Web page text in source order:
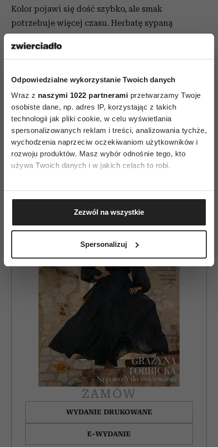
Odpowiedzialne wykorzystanie Twoich danych
Wraz z naszymi 1022 partnerami przetwarzamy Twoje
osobiste dane, np. adres IP, korzystając z takich
technologii jak pliki cookie, w celu wyświetlania
spersonalizowanych reklam i treści, analizowania tychże,
wychodzenia naprzeciw oczekiwaniom użytkowników i
rozwoju produktów. Masz wybór odnośnie tego, kto
używa Twoich danych i w jakich celach to robi.
Jeśli wyrazisz na to zgodę, chcielibyśmy również:
Gromadzić dane dotyczące Twojej lokalizacji
geograficznej z dokładnością nawet do kilku metrów
Identyfikować Twoje urządzenie, aktywnie
(fingerprinting, czyli wirtualny odcisk palca)
dane są przetwarzane oraz ustaw własne preferencje w
. W Deklaracji plików cookie możesz
zmienić lub wycofać swoją zgodę w dowolnej chwili.
Wykorzystujemy pliki cookie do spersonalizowania treści
i reklam, aby oferować funkcje społecznościowe i
analizować ruch w naszej witrynie. Informacje o tym, jak
korzystasz z naszej witryny, udostępniamy partnerom
społecznościowym, reklamowym i analitycznym.
Partnerzy mogą połączyć te informacje z innymi danymi
otrzymanymi od Ciebie lub uzyskanymi podczas
korzystania z ich usług.
Zezwól na wszystkie
Spersonalizuj
Kolor pojawi się dość szybko, ale smak
potrzebuje więcej czasu. Herbatę sypaną
Następnie należy ją zamieszać, a dopiero potem
w dowolny sposób ze swoimi ulubionymi
dodatkami.
Porady przygotowali eksperci Ahmad Tea London
AUTOPROMOCJA
ZAMÓW
WYDANIE DRUKOWANE
E-WYDANIE